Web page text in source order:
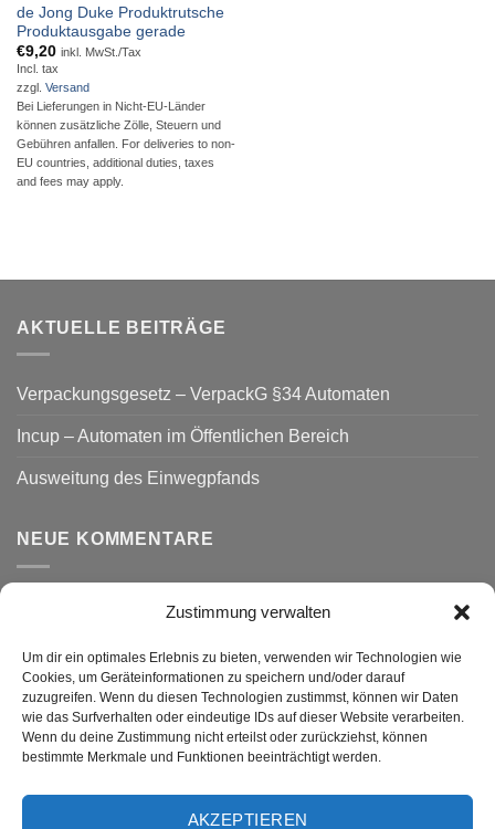
Zustimmung verwalten
Um dir ein optimales Erlebnis zu bieten, verwenden wir Technologien wie
Cookies, um Geräteinformationen zu speichern und/oder darauf
zuzugreifen. Wenn du diesen Technologien zustimmst, können wir Daten
wie das Surfverhalten oder eindeutige IDs auf dieser Website verarbeiten.
Wenn du deine Zustimmung nicht erteilst oder zurückziehst, können
bestimmte Merkmale und Funktionen beeinträchtigt werden.
AKZEPTIEREN
de Jong Duke Produktrutsche
Produktausgabe gerade
€9,20 inkl. MwSt./Tax
Incl. tax
zzgl. Versand
Bei Lieferungen in Nicht-EU-Länder
können zusätzliche Zölle, Steuern und
Gebühren anfallen. For deliveries to non-
EU countries, additional duties, taxes
and fees may apply.
AKTUELLE BEITRÄGE
Verpackungsgesetz – VerpackG §34 Automaten
Incup – Automaten im Öffentlichen Bereich
Ausweitung des Einwegpfands
NEUE KOMMENTARE